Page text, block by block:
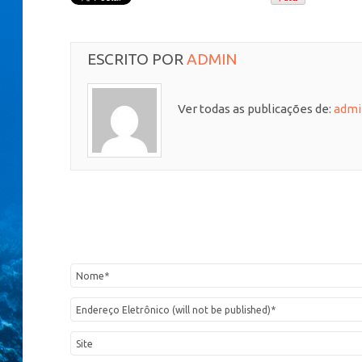
ESCRITO POR ADMIN
Ver todas as publicações de: